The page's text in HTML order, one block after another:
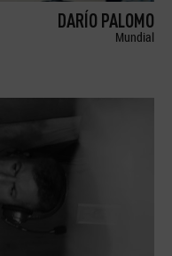
DARÍO PALOMO
Mundial